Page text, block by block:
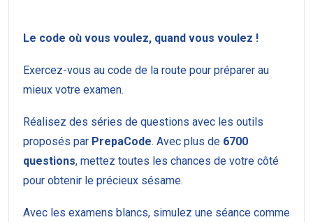
Le code où vous voulez, quand vous voulez !
Exercez-vous au code de la route pour préparer au
mieux votre examen.
Réalisez des séries de questions avec les outils
proposés par PrepaCode. Avec plus de 6700
questions, mettez toutes les chances de votre côté
pour obtenir le précieux sésame.
Avec les examens blancs, simulez une séance comme